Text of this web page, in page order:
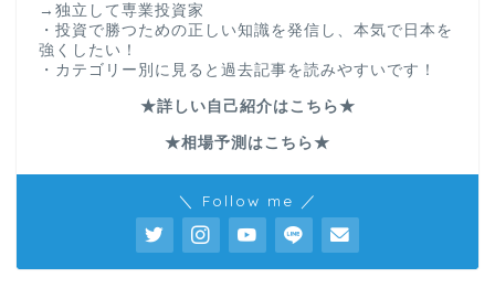
→独立して専業投資家
・投資で勝つための正しい知識を発信し、本気で日本を
強くしたい！
・カテゴリー別に見ると過去記事を読みやすいです！
★詳しい自己紹介はこちら★
★相場予測はこちら★
＼ Follow me ／